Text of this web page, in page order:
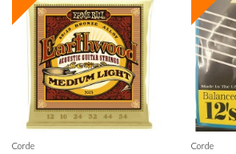
Corde Corde